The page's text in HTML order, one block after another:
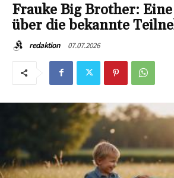
Frauke Big Brother:
über die bekannte
redaktion 07.07.2026